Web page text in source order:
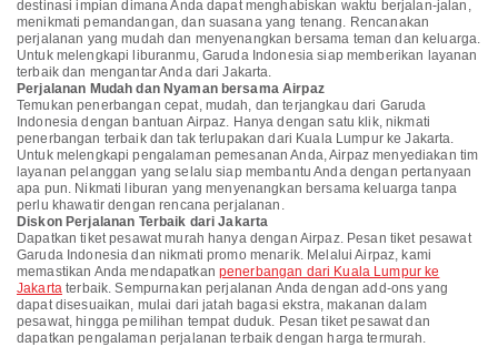
destinasi impian dimana Anda dapat menghabiskan waktu berjalan-jalan,
menikmati pemandangan, dan suasana yang tenang. Rencanakan
perjalanan yang mudah dan menyenangkan bersama teman dan keluarga.
Untuk melengkapi liburanmu, Garuda Indonesia siap memberikan layanan
terbaik dan mengantar Anda dari Jakarta.
Perjalanan Mudah dan Nyaman bersama Airpaz
Temukan penerbangan cepat, mudah, dan terjangkau dari Garuda
Indonesia dengan bantuan Airpaz. Hanya dengan satu klik, nikmati
penerbangan terbaik dan tak terlupakan dari Kuala Lumpur ke Jakarta.
Untuk melengkapi pengalaman pemesanan Anda, Airpaz menyediakan tim
layanan pelanggan yang selalu siap membantu Anda dengan pertanyaan
apa pun. Nikmati liburan yang menyenangkan bersama keluarga tanpa
perlu khawatir dengan rencana perjalanan.
Diskon Perjalanan Terbaik dari Jakarta
Dapatkan tiket pesawat murah hanya dengan Airpaz. Pesan tiket pesawat
Garuda Indonesia dan nikmati promo menarik. Melalui Airpaz, kami
memastikan Anda mendapatkan penerbangan dari Kuala Lumpur ke
Jakartaterbaik. Sempurnakan perjalanan Anda dengan add-ons yang
dapat disesuaikan, mulai dari jatah bagasi ekstra, makanan dalam
pesawat, hingga pemilihan tempat duduk. Pesan tiket pesawat dan
dapatkan pengalaman perjalanan terbaik dengan harga termurah.